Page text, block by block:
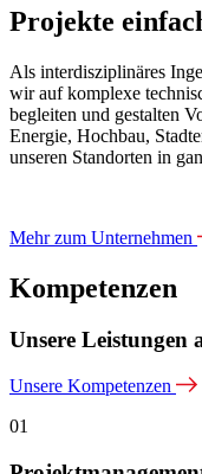
Projekte
Als interdisziplinäres
wir auf komplexe
begleiten und gestalten
Energie, Hochbau,
unseren Standorten in
Mehr zum Unternehmen
Kompetenzen
Unsere Leistungen
Unsere Kompetenzen
01